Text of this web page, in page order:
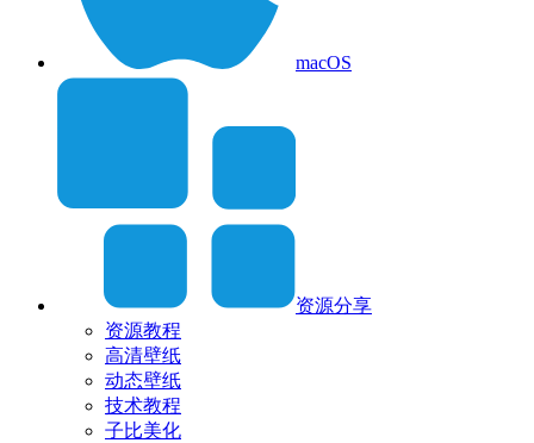
macOS
资源分享
资源教程
高清壁纸
动态壁纸
技术教程
子比美化